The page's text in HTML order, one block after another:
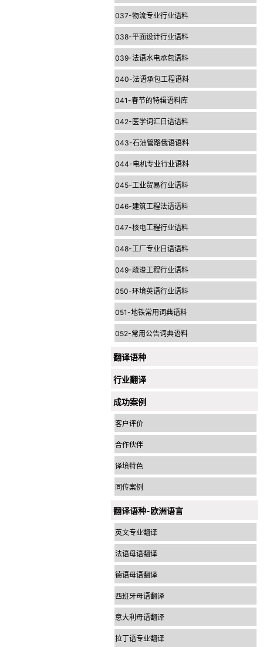
037-物流专业行业语料
038-平面设计行业语料
039-法语水电承包语料
040-法语承包工程语料
041-春节的特辑语料库
042-医学词汇日语语料
043-石油管路俄语语料
044-电机专业行业语料
045-工业贸易行业语料
046-建筑工程法语语料
047-核电工程行业语料
048-工厂专业日语语料
049-疏浚工程行业语料
050-环境英语行业语料
051-地铁常用词典语料
052-常用公告词典语料
翻译语种
行业翻译
成功案例
客户评价
合作伙伴
译境特色
同传案例
翻译语种-欧洲语言
英文专业翻译
法语母语翻译
德语母语翻译
西班牙母语翻译
意大利母语翻译
拉丁语专业翻译